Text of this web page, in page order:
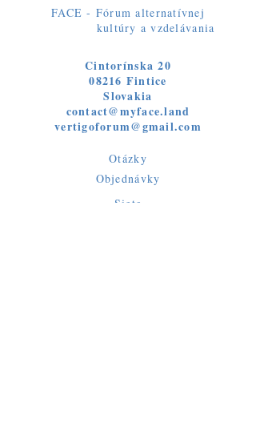
FACE - Fórum alternatívnej
kultúry a vzdelávania
Cintorínska 20
08216 Fintice
Slovakia
contact@myface.land
vertigoforum@gmail.com
Otázky
Objednávky
Siete